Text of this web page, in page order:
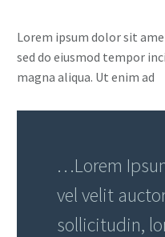
Lorem ipsum dolor sit
sed do eiusmod tempor
magna aliqua. Ut enim ad
…Lorem
vel velit
sollicitudin,